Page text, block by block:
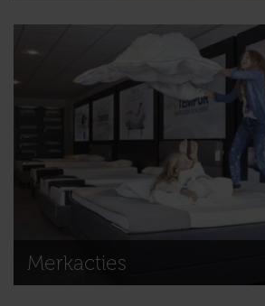
Merkacties